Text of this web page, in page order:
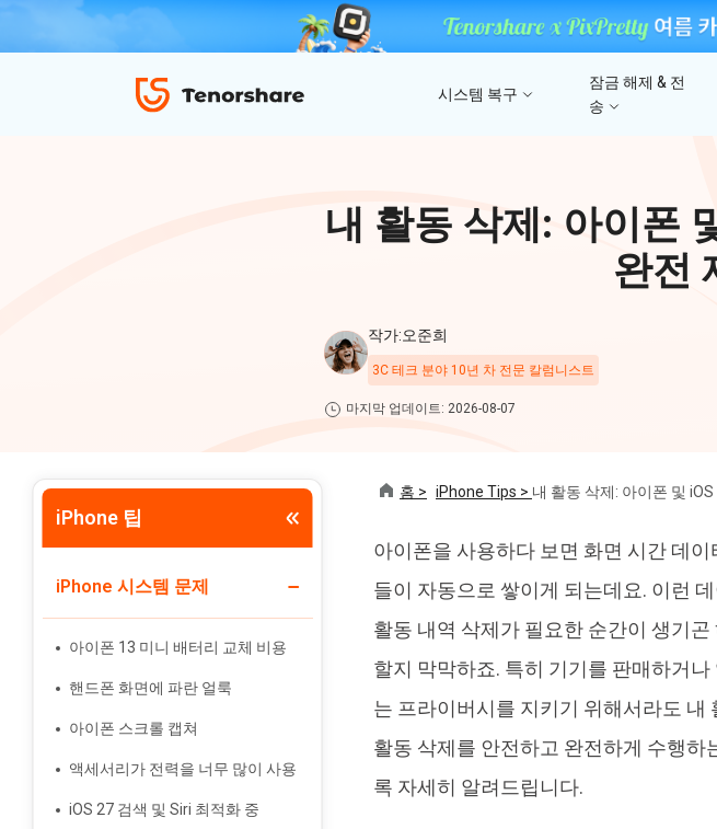
iAnyGo
시스템 복구
iOS 18 베타 포함 150개 이상 iOS 시스템 이
아이폰/아이패
iTunes/iCloud
ReiBoot - Android 시스템 복구
A-B-C 처럼 안드로이드 시스템 복구
잠금 해제 & 전
송
비밀번호 없이 아이폰/아이패드 잠금해제
안드로이드 아
전송
4uKey - 안드로이드 잠금 해제
안드로이드 화면 비밀번호&구글 락 제거
탈옥 필요없이 위치 조작하기 iTunes 백업 암호 잠
간단하고 안전한 시스템 마이그레이션 도구
맥에서 Al를 사용하여 PDF 편집 및 관리
4DDiG 중복 파일
AI로 중복 파일 찾기
내 활동 삭제: 아이폰
완전
작가:오준희
3C 테크 분야 10년 차 전문 칼럼니스트
마지막 업데이트: 2026-08-07
iPhone 팁
iPhone 시스템 문제
아이폰 13 미니 배터리 교체 비용
핸드폰 화면에 파란 얼룩
아이폰 스크롤 캡쳐
액세서리가 전력을 너무 많이 사용
iOS 27 검색 및 Siri 최적화 중
홈 > iPhone Tips > 내 활동 삭제: 아이폰 및
아이폰을 사용하다 보면 화면 시간 데
들이 자동으로 쌓이게 되는데요. 이런
활동 내역 삭제가 필요한 순간이 생기
할지 막막하죠. 특히 기기를 판매하거
는 프라이버시를 지키기 위해서라도 내
활동 삭제를 안전하고 완전하게 수행하
록 자세히 알려드립니다.